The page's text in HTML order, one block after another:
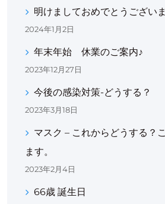
明けましておめでとうござい
2024年1月2日
年末年始 休業のご案内♪
2023年12月27日
今後の感染対策-どうする？
2023年3月18日
マスク – これからどうする？
ます。
2023年2月4日
66歳 誕生日